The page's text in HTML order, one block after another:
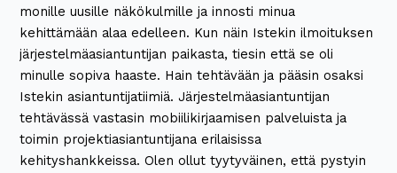
monille uusille näkökulmille ja innosti minua
kehittämään alaa edelleen. Kun näin Istekin ilmoituksen
järjestelmäasiantuntijan paikasta, tiesin että se oli
minulle sopiva haaste. Hain tehtävään ja pääsin osaksi
Istekin asiantuntijatiimiä. Järjestelmäasiantuntijan
tehtävässä vastasin mobiilikirjaamisen palveluista ja
toimin projektiasiantuntijana erilaisissa
kehityshankkeissa. Olen ollut tyytyväinen, että pystyin